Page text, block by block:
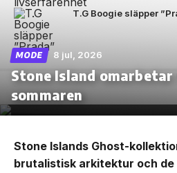
T.G Boogie släpper
MODE 8 jul, 2026
Stone Island
sommaren
Stone Islands Ghost-
brutalistisk arkitektur och